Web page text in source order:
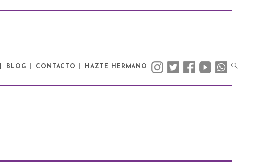
BLOG | CONTACTO | HAZTE HERMANO